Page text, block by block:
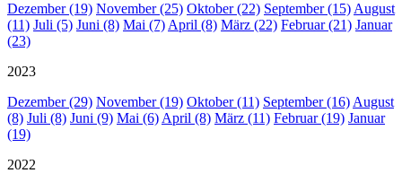
Dezember (19) November (25) Oktober (22) September (15) August
(11) Juli (5) Juni (8) Mai (7) April (8) März (22) Februar (21) Januar
(23)
2023
Dezember (29) November (19) Oktober (11) September (16) August
(8) Juli (8) Juni (9) Mai (6) April (8) März (11) Februar (19) Januar
(19)
2022